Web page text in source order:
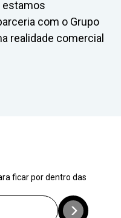
estamos
com o Grupo
realidade comercial
ficar por dentro das